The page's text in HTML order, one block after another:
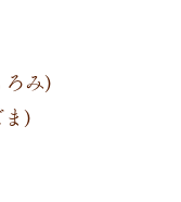
ろみ)
)